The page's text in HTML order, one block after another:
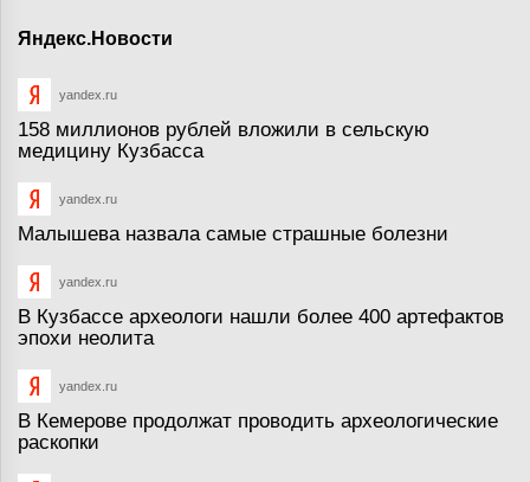
Яндекс.Новости
yandex.ru
158 миллионов рублей вложили в сельскую
медицину Кузбасса
yandex.ru
Малышева назвала самые страшные болезни
yandex.ru
В Кузбассе археологи нашли более 400 артефактов
эпохи неолита
yandex.ru
В Кемерове продолжат проводить археологические
раскопки